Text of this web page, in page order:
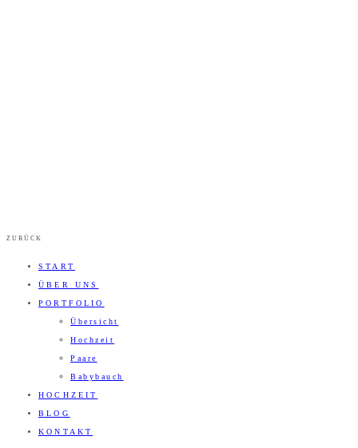
ZURÜCK
START
ÜBER UNS
PORTFOLIO
Übersicht
Hochzeit
Paare
Babybauch
HOCHZEIT
BLOG
KONTAKT